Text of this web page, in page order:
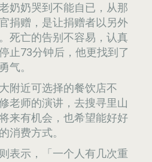
奶奶哭到不能自已，从那
捐赠，是让捐赠者以另外
死亡的告别不容易，认真
止73分钟后，他更找到了
气。
附近可选择的餐饮店不
老师的演讲，去搜寻里山
来有机会，也希望能好好
消费方式。
表示，「一个人有几次重